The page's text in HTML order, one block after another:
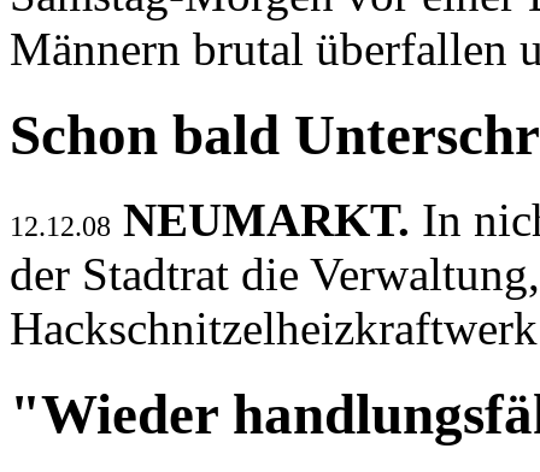
Männern brutal überfallen
Schon bald
12.12.08 NEUMARKT. In
der Stadtrat die
"Wieder